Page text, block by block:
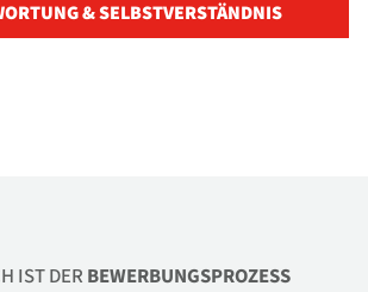
& SELBSTVERSTÄNDNIS
IST DER BEWERBUNGSPROZESS